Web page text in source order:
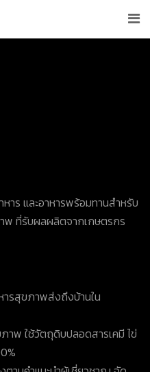
ร และอาหารพร้อมทานสำหรับ
ที่รับผลผลิตจากเกษตรกร
ารสุขภาพส่งถึงบ้านใน
าพ ใช้วัตถุดิบปลอดสารเคมี ไข่